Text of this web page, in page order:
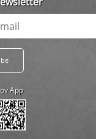
App